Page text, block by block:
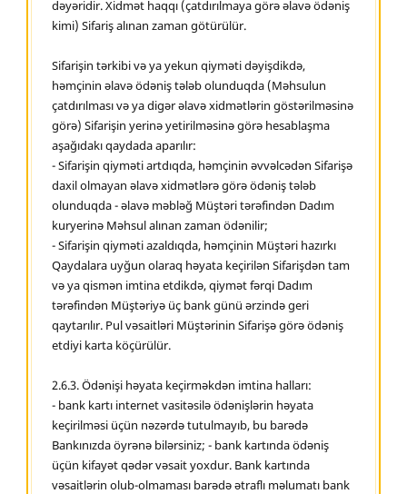
dəyəridir. Xidmət haqqı (çatdırılmaya görə əlavə ödəniş
kimi) Sifariş alınan zaman götürülür.
Sifarişin tərkibi və ya yekun qiyməti dəyişdikdə,
həmçinin əlavə ödəniş tələb olunduqda (Məhsulun
çatdırılması və ya digər əlavə xidmətlərin göstərilməsinə
görə) Sifarişin yerinə yetirilməsinə görə hesablaşma
aşağıdakı qaydada aparılır:
- Sifarişin qiyməti artdıqda, həmçinin əvvəlcədən Sifarişə
daxil olmayan əlavə xidmətlərə görə ödəniş tələb
olunduqda - əlavə məbləğ Müştəri tərəfindən Dadım
kuryerinə Məhsul alınan zaman ödənilir;
- Sifarişin qiyməti azaldıqda, həmçinin Müştəri hazırkı
Qaydalara uyğun olaraq həyata keçirilən Sifarişdən tam
və ya qismən imtina etdikdə, qiymət fərqi Dadım
tərəfindən Müştəriyə üç bank günü ərzində geri
qaytarılır. Pul vəsaitləri Müştərinin Sifarişə görə ödəniş
etdiyi karta köçürülür.
2.6.3. Ödənişi həyata keçirməkdən imtina halları:
- bank kartı internet vasitəsilə ödənişlərin həyata
keçirilməsi üçün nəzərdə tutulmayıb, bu barədə
Bankınızda öyrənə bilərsiniz; - bank kartında ödəniş
üçün kifayət qədər vəsait yoxdur. Bank kartında
vəsaitlərin olub-olmaması barədə ətraflı məlumatı bank